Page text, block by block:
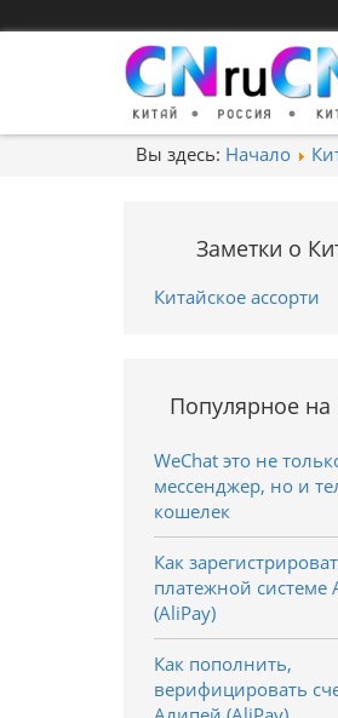
Вы здесь: Начало
Заметки о
Китайское ассорти
Популярное на
WeChat это не
мессенджер, но и
кошелек
Как
платежной системе
(AliPay)
Как пополнить,
верифицировать